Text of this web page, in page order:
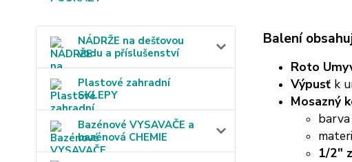
NÁDRŽE na dešťovou
vodu a příslušenství
Plastové zahradní
SKLEPY
Bazénové VYSAVAČE a
bazénová CHEMIE
Balení
Roto
Výpusť k
Mosazný
barva
1/2"